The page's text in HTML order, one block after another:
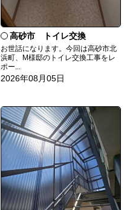
高砂市 トイレ交換
お世話になります。今回は高砂市北
浜町、M様邸のトイレ交換工事をレ
ポー...
2026年08月05日